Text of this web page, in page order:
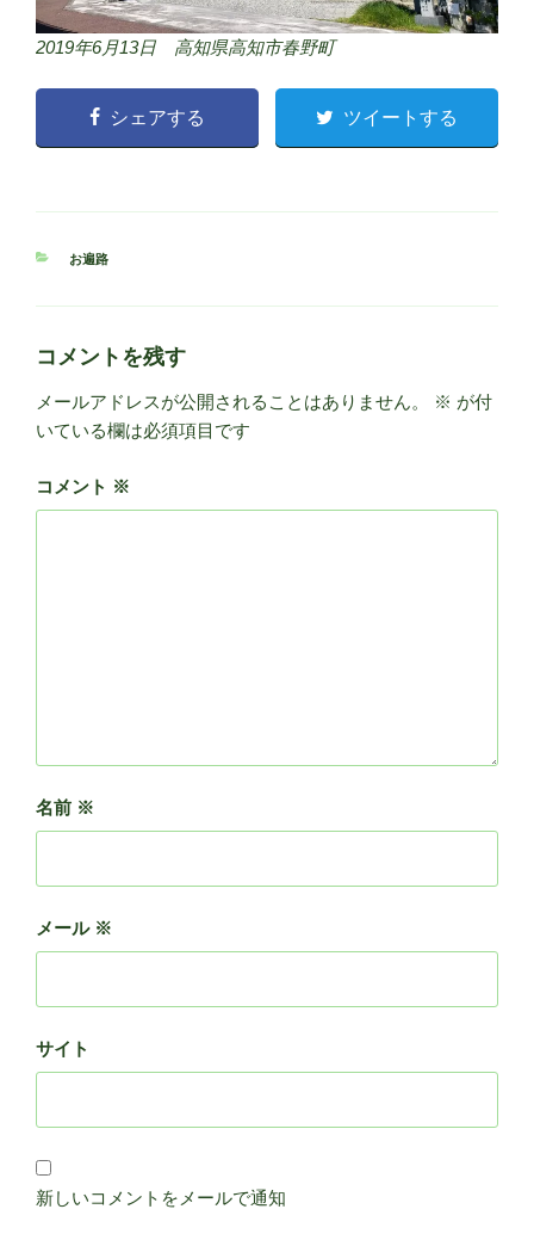
2019年6月13日 高知県高知市春野町
シェアする ツイートする
カ
お遍路
コメントを残す
メールアドレスが公開されることはありません。 ※ が付
いている欄は必須項目です
コメント ※
名前 ※
メール ※
サイト
新しいコメントをメールで通知